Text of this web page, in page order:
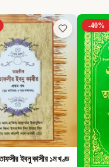
ইবনু কাসীর ১ম খণ্ড
-40%